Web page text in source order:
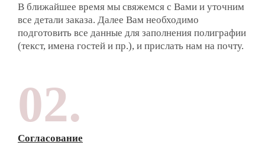
В ближайшее время мы свяжемся с Вами и уточним
все детали заказа. Далее Вам необходимо
подготовить все данные для заполнения полиграфии
(текст, имена гостей и пр.), и прислать нам на почту.
02.
Согласование